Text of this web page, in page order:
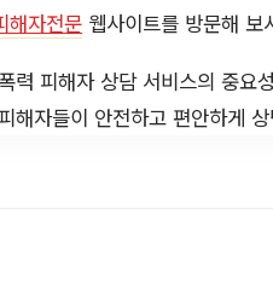
해자전문 웹사이트를 방문해 보
력 피해자 상담 서비스의 중요
해자들이 안전하고 편안하게